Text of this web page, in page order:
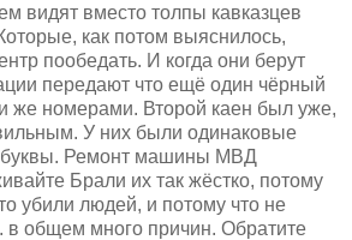
видят вместо толпы кавказцев
как потом выяснилось,
пообедать. И когда они берут
передают что ещё один чёрный
же номерами. Второй каен был уже,
У них были одинаковые
буквы. Ремонт машины МВД
Брали их так жёстко, потому
убили людей, и потому что не
в общем много причин. Обратите